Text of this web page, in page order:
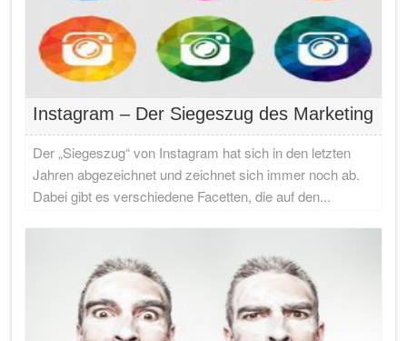
Instagram – Der Siegeszug des Marketing
Der „Siegeszug“ von Instagram hat sich in den letzten
Jahren abgezeichnet und zeichnet sich immer noch ab.
Dabei gibt es verschiedene Facetten, die auf den...